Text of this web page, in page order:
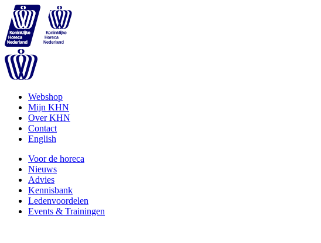
Webshop
Mijn KHN
Over KHN
Contact
English
Voor de horeca
Nieuws
Advies
Kennisbank
Ledenvoordelen
Events & Trainingen